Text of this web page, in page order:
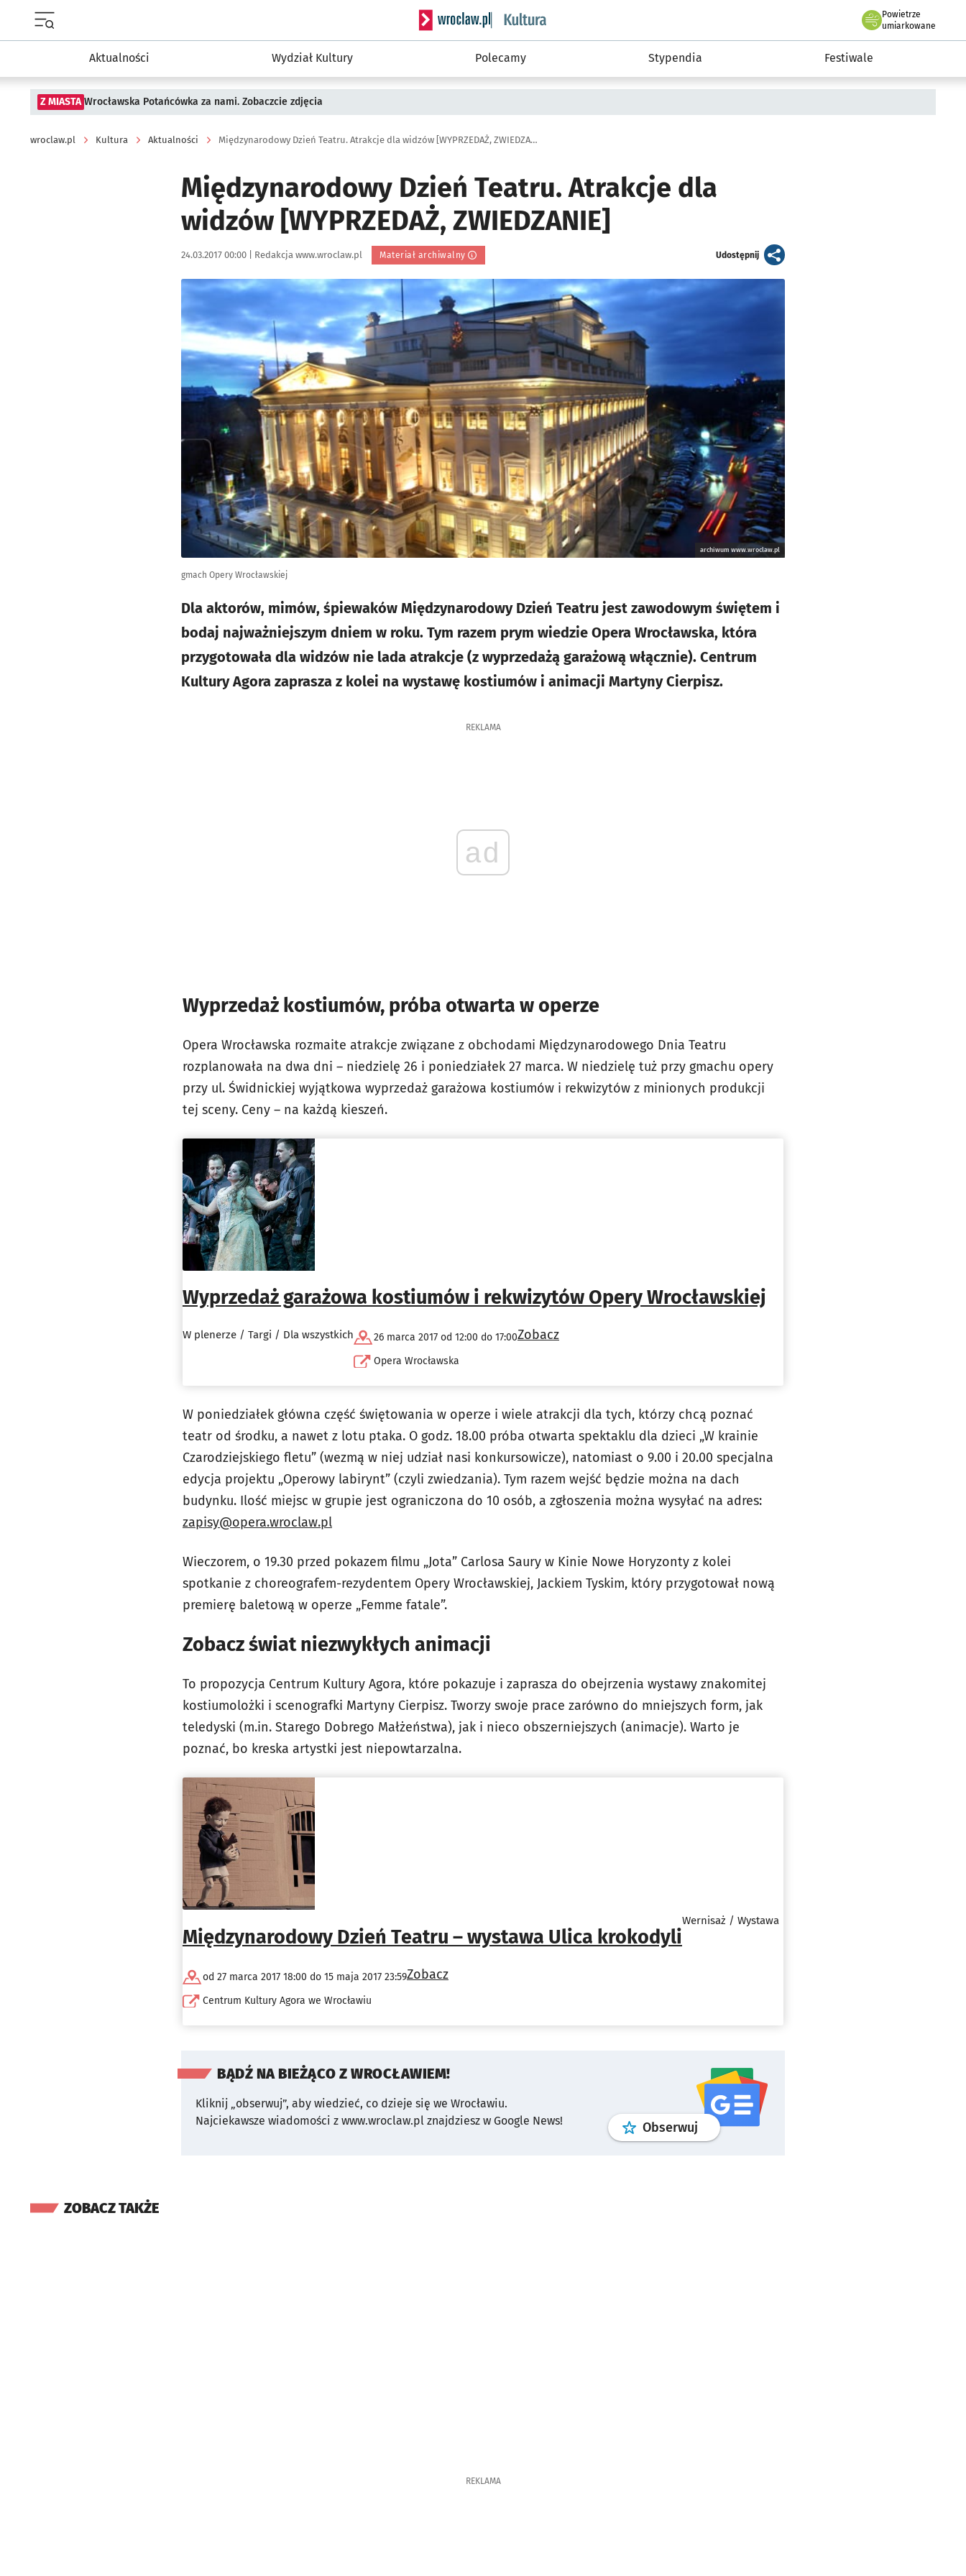
Serwis informacyjny wroclaw.pl podserwis: Kultura
Powietrze
we Wrocławiu
umiarkowane
Aktualności Wydział Kultury Polecamy Stypendia Festiwale
Z MIASTA Wrocławska Potańcówka za nami. Zobaczcie zdjęcia
wroclaw.pl Kultura Aktualności Międzynarodowy Dzień Teatru. Atrakcje dla widzów [WYPRZEDAŻ, ZWIEDZANIE]
Międzynarodowy Dzień Teatru. Atrakcje dla
widzów [WYPRZEDAŻ, ZWIEDZANIE]
Data publikacji:
24.03.2017 00:00 | Autor:
Redakcja www.wroclaw.pl Materiał archiwalny Udostępnijartykuł
Kliknij, aby powiększyć
archiwum www.wroclaw.pl
gmach Opery Wrocławskiej
Dla aktorów, mimów, śpiewaków Międzynarodowy Dzień Teatru jest zawodowym świętem i
bodaj najważniejszym dniem w roku. Tym razem prym wiedzie Opera Wrocławska, która
przygotowała dla widzów nie lada atrakcje (z wyprzedażą garażową włącznie). Centrum
Kultury Agora zaprasza z kolei na wystawę kostiumów i animacji Martyny Cierpisz.
REKLAMA
ad
Wyprzedaż kostiumów, próba otwarta w operze
Opera Wrocławska rozmaite atrakcje związane z obchodami Międzynarodowego Dnia Teatru
rozplanowała na dwa dni – niedzielę 26 i poniedziałek 27 marca. W niedzielę tuż przy gmachu opery
przy ul. Świdnickiej wyjątkowa wyprzedaż garażowa kostiumów i rekwizytów z minionych produkcji
tej sceny. Ceny – na każdą kieszeń.
Wyprzedaż garażowa kostiumów i rekwizytów Opery Wrocławskiej
W plenerze / Targi / Dla wszystkich
26 marca 2017 od 12:00 do 17:00
Opera Wrocławska
Zobacz
W poniedziałek główna część świętowania w operze i wiele atrakcji dla tych, którzy chcą poznać
teatr od środku, a nawet z lotu ptaka. O godz. 18.00 próba otwarta spektaklu dla dzieci „W krainie
Czarodziejskiego fletu” (wezmą w niej udział nasi konkursowicze), natomiast o 9.00 i 20.00 specjalna
edycja projektu „Operowy labirynt” (czyli zwiedzania). Tym razem wejść będzie można na dach
budynku. Ilość miejsc w grupie jest ograniczona do 10 osób, a zgłoszenia można wysyłać na adres:
zapisy@opera.wroclaw.pl
Wieczorem, o 19.30 przed pokazem filmu „Jota” Carlosa Saury w Kinie Nowe Horyzonty z kolei
spotkanie z choreografem-rezydentem Opery Wrocławskiej, Jackiem Tyskim, który przygotował nową
premierę baletową w operze „Femme fatale”.
Zobacz świat niezwykłych animacji
To propozycja Centrum Kultury Agora, które pokazuje i zaprasza do obejrzenia wystawy znakomitej
kostiumolożki i scenografki Martyny Cierpisz. Tworzy swoje prace zarówno do mniejszych form, jak
teledyski (m.in. Starego Dobrego Małżeństwa), jak i nieco obszerniejszych (animacje). Warto je
poznać, bo kreska artystki jest niepowtarzalna.
Międzynarodowy Dzień Teatru – wystawa Ulica krokodyli
Wernisaż / Wystawa
od 27 marca 2017 18:00 do 15 maja 2017 23:59
Centrum Kultury Agora we Wrocławiu
Zobacz
BĄDŹ NA BIEŻĄCO Z WROCŁAWIEM!
Kliknij „obserwuj”, aby wiedzieć, co dzieje się we Wrocławiu.
Najciekawsze wiadomości z www.wroclaw.pl znajdziesz w Google News!
Obserwuj profilgoogle news
ZOBACZ TAKŻE
REKLAMA